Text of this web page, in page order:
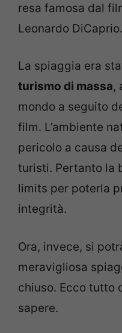
resa famosa dal
Leonardo DiCaprio.
La spiaggia era
turismo di massa,
mondo a seguito
film. L’ambiente
pericolo a causa
turisti. Pertanto la
limits per poterla
integrità.
Ora, invece, si
meravigliosa
chiuso. Ecco tutto
sapere.